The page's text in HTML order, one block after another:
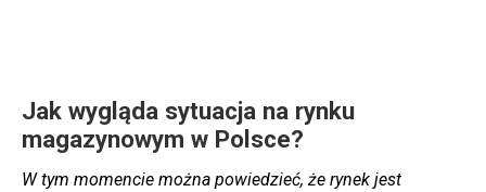
Jak wygląda sytuacja na rynku
magazynowym w Polsce?
W tym momencie można powiedzieć, że rynek jest